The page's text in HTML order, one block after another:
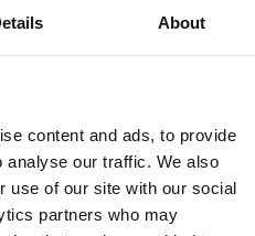
About
content and ads, to provide
analyse our traffic. We also
use of our site with our social
partners who may
Fred